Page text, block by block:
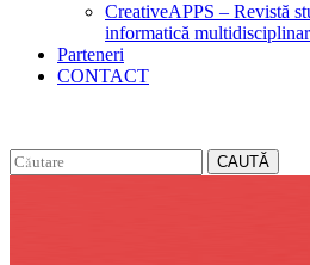
CreativeAPPS – Revistă
informatică
Parteneri
CONTACT
CAUTĂ